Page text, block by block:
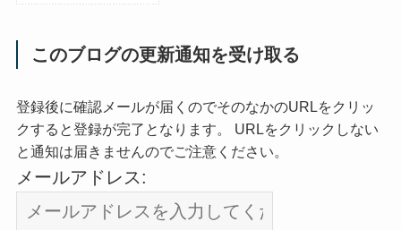
このブログの更新通知を受け取る
登録後に確認メールが届くのでそのなかのURLをクリッ
クすると登録が完了となります。 URLをクリックしない
と通知は届きませんのでご注意ください。
メールアドレス: